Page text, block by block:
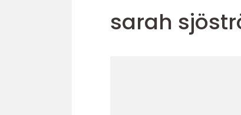
sarah